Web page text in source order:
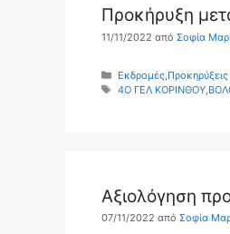
Προκήρυξη
11/11/2022 από Σοφία
Κατηγορίες
Εκδρομές,
Ετικέτες
4Ο ΓΕΛ ΚΟΡΙΝΘΟΥ,
Αξιολόγηση
07/11/2022 από Σοφία